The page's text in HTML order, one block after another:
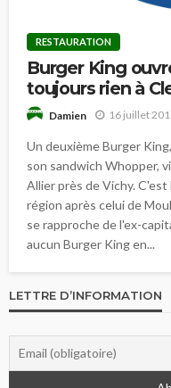
RESTAURATION
Burger King
toujours rien à
Damien 16 juillet
Un deuxième Burger
son sandwich Whopper,
Allier près de Vichy.
région après celui de
se rapproche de l'ex-
aucun Burger King en...
LETTRE D’INFORMATION